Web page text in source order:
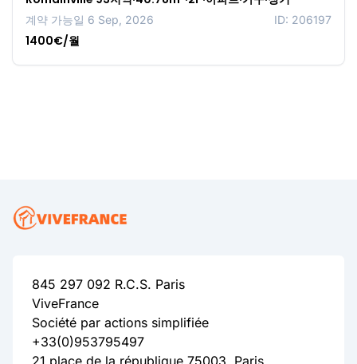
계약 가능일 6 Sep, 2026 ID: 206197
1400€/월
845 297 092 R.C.S. Paris
ViveFrance
Société par actions simplifiée
+33(0)953795497
21 place de la république 75003, Paris